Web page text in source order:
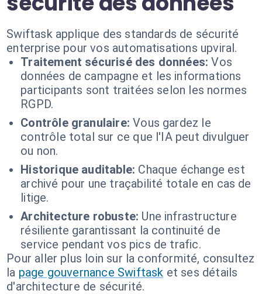
Swiftask applique des standards de sécurité
enterprise pour vos automatisations upviral.
Traitement sécurisé des données: Vos
données de campagne et les informations
participants sont traitées selon les normes
RGPD.
Contrôle granulaire: Vous gardez le
contrôle total sur ce que l'IA peut divulguer
ou non.
Historique auditable: Chaque échange est
archivé pour une traçabilité totale en cas de
litige.
Architecture robuste: Une infrastructure
résiliente garantissant la continuité de
service pendant vos pics de trafic.
Pour aller plus loin sur la conformité, consultez
la page gouvernance Swiftask et ses détails
d'architecture de sécurité.